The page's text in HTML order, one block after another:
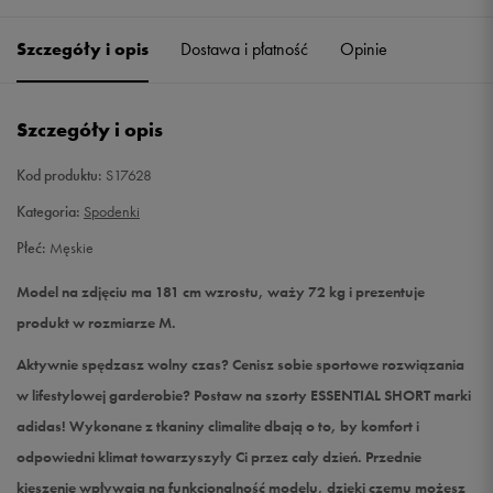
L Powiadom o dostępności
Szczegóły i opis Dostawa i płatność Opinie
Szczegóły i opis
Kod produktu: S17628
Kategoria: Spodenki
Płeć: Męskie
Model na zdjęciu ma 181 cm wzrostu, waży 72 kg i prezentuje
produkt w rozmiarze M.
Aktywnie spędzasz wolny czas? Cenisz sobie sportowe rozwiązania
w lifestylowej garderobie? Postaw na szorty ESSENTIAL SHORT marki
adidas! Wykonane z tkaniny climalite dbają o to, by komfort i
odpowiedni klimat towarzyszyły Ci przez cały dzień. Przednie
kieszenie wpływają na funkcjonalność modelu, dzięki czemu możesz